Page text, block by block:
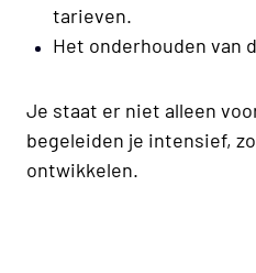
tarieven.
Het onderhouden van
Je staat er niet alleen
begeleiden je intensief,
ontwikkelen.